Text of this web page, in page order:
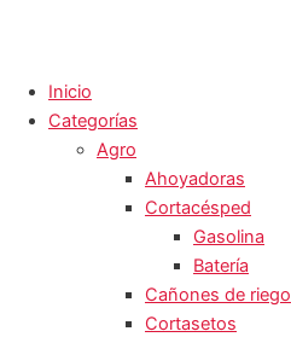
Inicio
Categorías
Agro
Ahoyadoras
Cortacésped
Gasolina
Batería
Cañones de riego
Cortasetos